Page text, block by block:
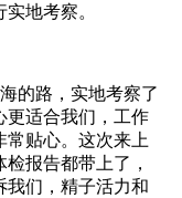
地考察。
的路，实地考察了
更适合我们，工作
常贴心。这次来上
报告都带上了，
我们，精子活力和